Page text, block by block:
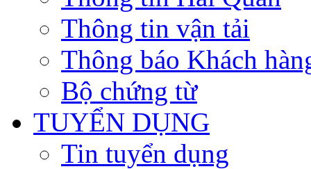
Thông tin vận tải
Thông báo Khách
Bộ chứng từ
TUYỂN DỤNG
Tin tuyển dụng